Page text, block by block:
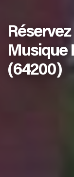
Musique
(64200)